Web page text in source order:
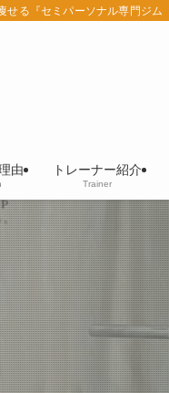
せる『セミパーソナル専門ジム
由 トレーナー紹介
Trainer